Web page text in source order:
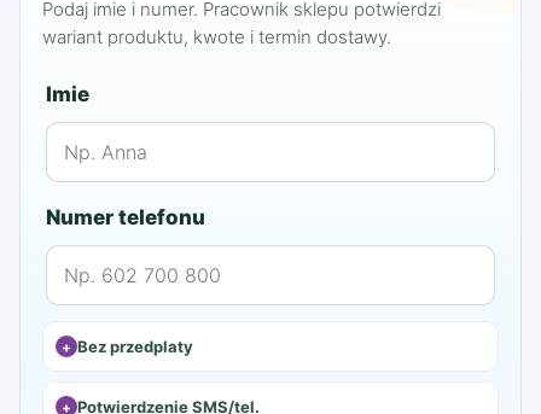
Podaj imie i numer. Pracownik sklepu potwierdzi
wariant produktu, kwote i termin dostawy.
Imie
Numer telefonu
Bez przedplaty
Potwierdzenie SMS/tel.